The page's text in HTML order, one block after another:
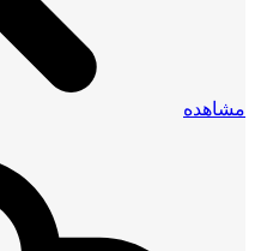
مشاهده